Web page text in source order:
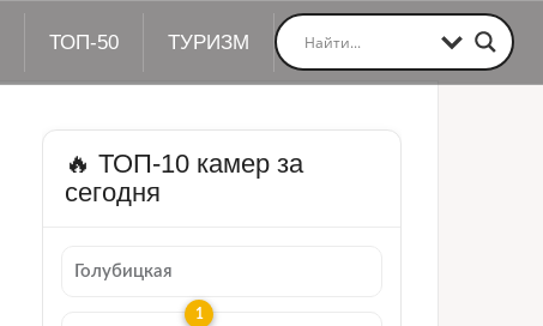
ТОП-50 ТУРИЗМ
🔥 ТОП-10 камер за
сегодня
Голубицкая